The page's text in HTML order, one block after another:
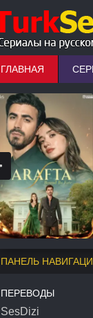
ПАНЕЛЬ
ПЕРЕВОДЫ
SesDizi
ГЛАВНАЯ